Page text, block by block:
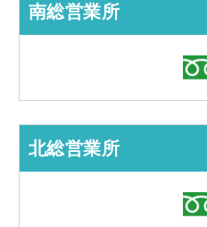
南総営業所
北総営業所